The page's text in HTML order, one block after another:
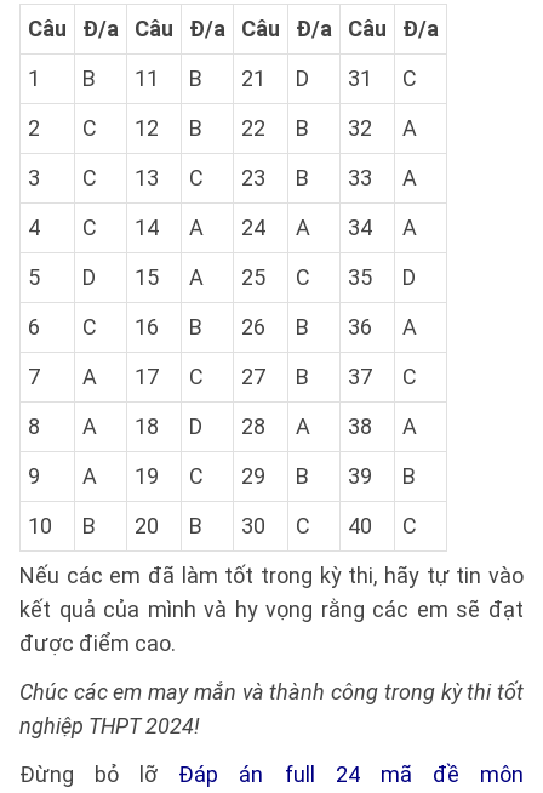
Câu
Đ/a Câu Đ/a Câu Đ/a Câu
Đ/a
1
B 11 B 21 D 31
C
2
C 12 B 22 B 32
A
3
C 13 C 23 B 33
A
4
C 14 A 24 A 34
A
5
D 15 A 25 C 35
D
6
C 16 B 26 B 36
A
7
A 17 C 27 B 37
C
8
A 18 D 28 A 38
A
9
A 19 C 29 B 39
B
10
B 20 B 30 C 40
C
Nếu các em đã làm tốt trong kỳ thi, hãy tự tin vào
kết quả của mình và hy vọng rằng các em sẽ đạt
được điểm cao.
Chúc các em may mắn và thành công trong kỳ thi tốt
nghiệp THPT 2024!
Đừng bỏ lỡ Đáp án full 24 mã đề môn